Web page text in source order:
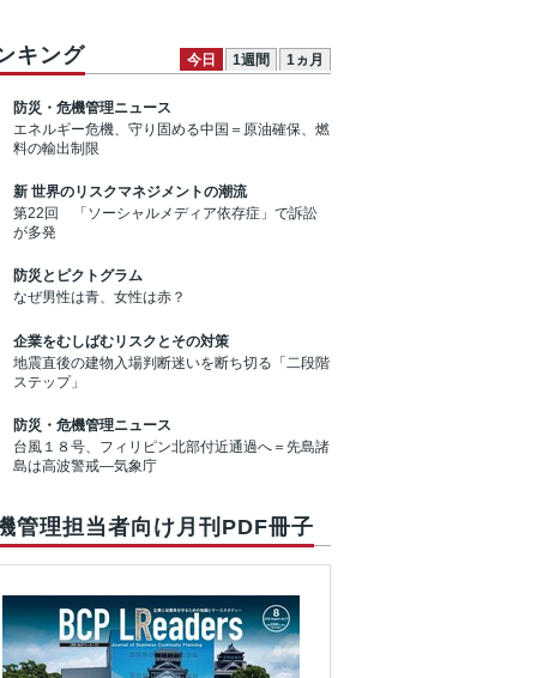
キング 今日 1週間 1ヵ月
防災・危機管理ニュース
エネルギー危機、守り固める中国＝原油確保、燃
料の輸出制限
新 世界のリスクマネジメントの潮流
第22回 「ソーシャルメディア依存症」で訴訟
が多発
防災とピクトグラム
なぜ男性は青、女性は赤？
企業をむしばむリスクとその対策
地震直後の建物入場判断迷いを断ち切る「二段階
ステップ」
防災・危機管理ニュース
台風１８号、フィリピン北部付近通過へ＝先島諸
島は高波警戒―気象庁
管理担当者向け月刊PDF冊子